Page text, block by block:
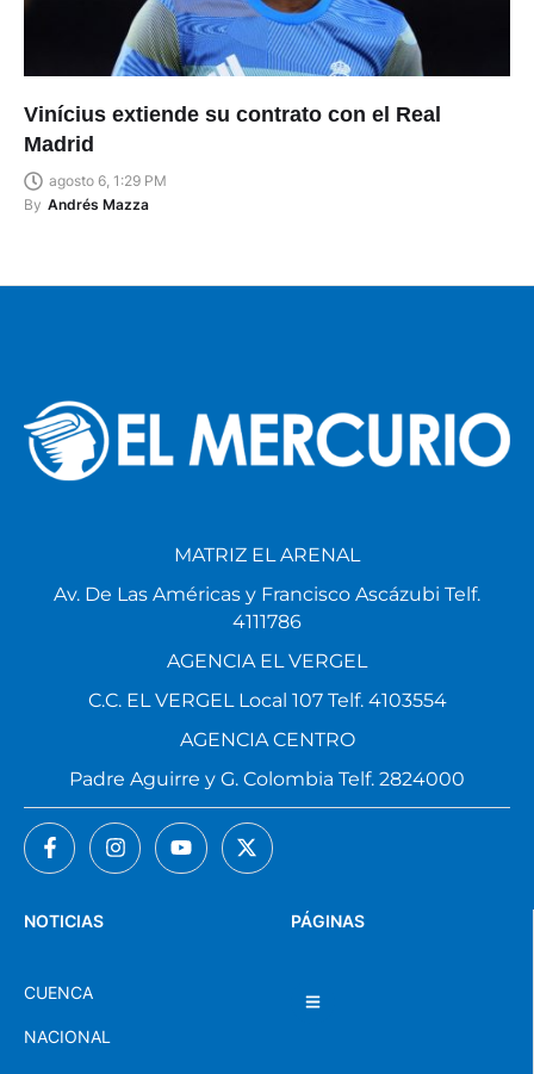
Vinícius extiende su contrato con el Real
Madrid
agosto 6, 1:29 PM
By Andrés Mazza
PÁGINAS
NOTICIAS
CUENCA
NACIONAL
MATRIZ EL ARENAL
Av. De Las Américas y Francisco Ascázubi Telf.
4111786
AGENCIA EL VERGEL
C.C. EL VERGEL Local 107 Telf. 4103554
AGENCIA CENTRO
Padre Aguirre y G. Colombia Telf. 2824000